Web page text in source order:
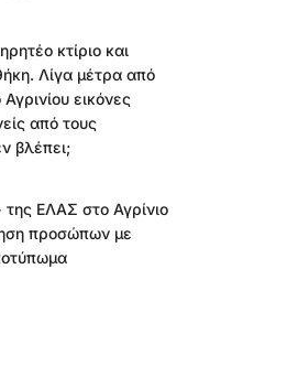
κτίριο και
Λίγα μέτρα από
εικόνες
από τους
βλέπει;
ΕΛΑΣ στο Αγρίνιο
προσώπων με